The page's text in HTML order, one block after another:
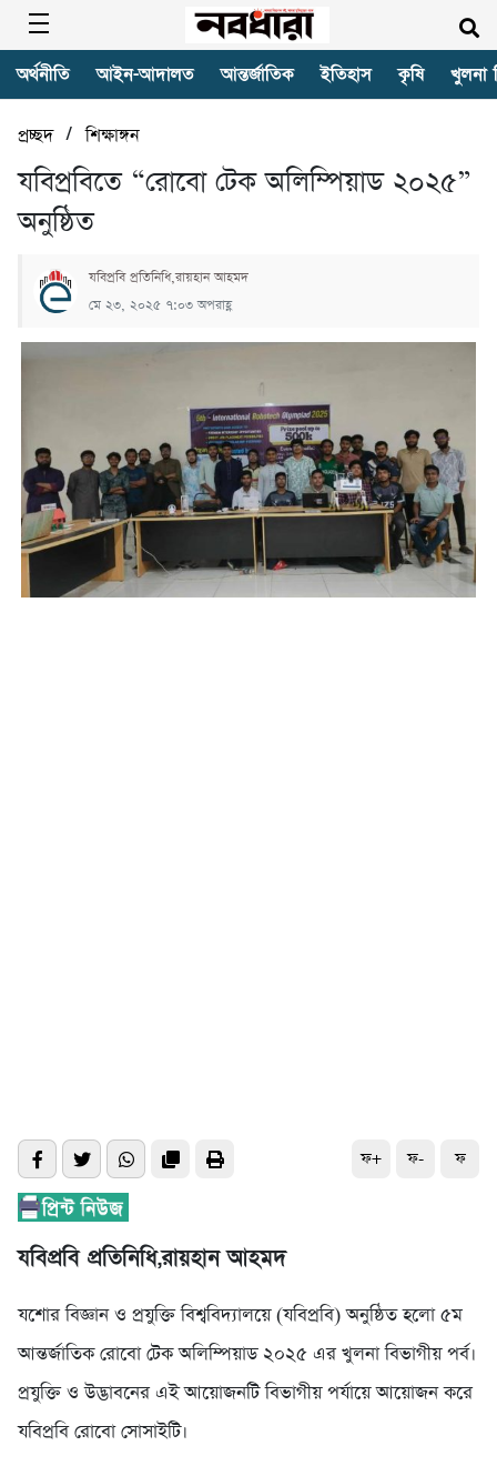
অর্থনীতি আইন-আদালত আন্তর্জাতিক ইতিহাস কৃষি খুলনা
প্রচ্ছদ/শিক্ষাঙ্গন
যবিপ্রবিতে “রোবো টেক অলিম্পিয়াড ২০২৫”
অনুষ্ঠিত
যবিপ্রবি প্রতিনিধি,রায়হান আহমদ
মে ২৩, ২০২৫ ৭:০৩ অপরাহ্ণ
ফ+ ফ- ফ
যবিপ্রবি প্রতিনিধি,রায়হান আহমদ
যশোর বিজ্ঞান ও প্রযুক্তি বিশ্ববিদ্যালয়ে (যবিপ্রবি) অনুষ্ঠিত হলো ৫ম
আন্তর্জাতিক রোবো টেক অলিম্পিয়াড ২০২৫ এর খুলনা বিভাগীয় পর্ব।
প্রযুক্তি ও উদ্ভাবনের এই আয়োজনটি বিভাগীয় পর্যায়ে আয়োজন করে
যবিপ্রবি রোবো সোসাইটি।